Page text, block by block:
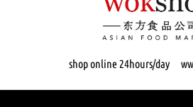
shop online 24hours/day